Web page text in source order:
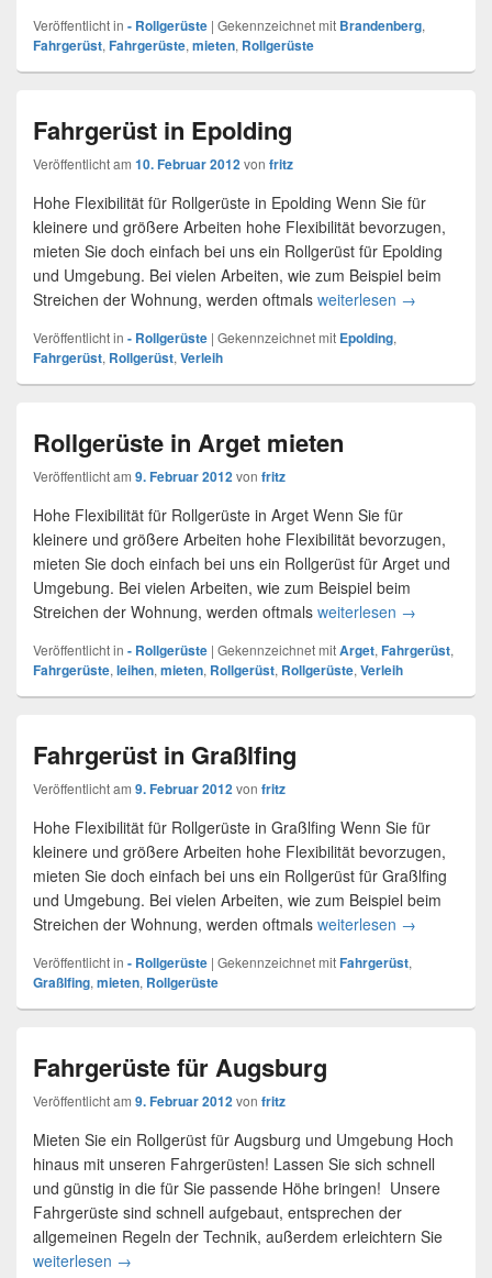
Veröffentlicht in - Rollgerüste | Gekennzeichnet mit Brandenberg,
Fahrgerüst, Fahrgerüste, mieten, Rollgerüste
Fahrgerüst in Epolding
Veröffentlicht am 10. Februar 2012von fritz
Hohe Flexibilität für Rollgerüste in Epolding Wenn Sie für
kleinere und größere Arbeiten hohe Flexibilität bevorzugen,
mieten Sie doch einfach bei uns ein Rollgerüst für Epolding
und Umgebung. Bei vielen Arbeiten, wie zum Beispiel beim
Streichen der Wohnung, werden oftmals weiterlesen Fahrgerüst
→
Veröffentlicht in - Rollgerüste | Gekennzeichnet mit Epolding,
Fahrgerüst, Rollgerüst, Verleih
Rollgerüste in Arget mieten
Veröffentlicht am 9. Februar 2012von fritz
Hohe Flexibilität für Rollgerüste in Arget Wenn Sie für
kleinere und größere Arbeiten hohe Flexibilität bevorzugen,
mieten Sie doch einfach bei uns ein Rollgerüst für Arget und
Umgebung. Bei vielen Arbeiten, wie zum Beispiel beim
Streichen der Wohnung, werden oftmals weiterlesen Rollgerüste
→
Veröffentlicht in - Rollgerüste | Gekennzeichnet mitArget, Fahrgerüst,
Fahrgerüste, leihen, mieten, Rollgerüst, Rollgerüste, Verleih
Fahrgerüst in Graßlfing
Veröffentlicht am 9. Februar 2012von fritz
Hohe Flexibilität für Rollgerüste in Graßlfing Wenn Sie für
kleinere und größere Arbeiten hohe Flexibilität bevorzugen,
mieten Sie doch einfach bei uns ein Rollgerüst für Graßlfing
und Umgebung. Bei vielen Arbeiten, wie zum Beispiel beim
Streichen der Wohnung, werden oftmals weiterlesen Fahrgerüst
→
Veröffentlicht in - Rollgerüste | Gekennzeichnet mitFahrgerüst,
Graßlfing, mieten, Rollgerüste
Fahrgerüste für Augsburg
Veröffentlicht am 9. Februar 2012von fritz
Mieten Sie ein Rollgerüst für Augsburg und Umgebung Hoch
hinaus mit unseren Fahrgerüsten! Lassen Sie sich schnell
und günstig in die für Sie passende Höhe bringen! Unsere
Fahrgerüste sind schnell aufgebaut, entsprechen der
allgemeinen Regeln der Technik, außerdem erleichtern Sie
weiterlesen Fahrgerüste für Augsburg
→